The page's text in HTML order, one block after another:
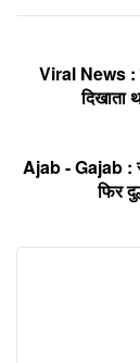
Viral News :
दिखाता
Ajab - Gajab :
फिर